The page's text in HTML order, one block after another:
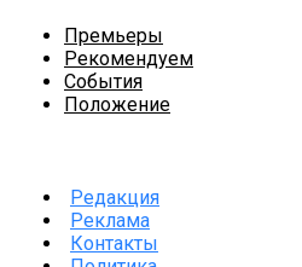
Премьеры
Рекомендуем
События
Положение
Редакция
Реклама
Контакты